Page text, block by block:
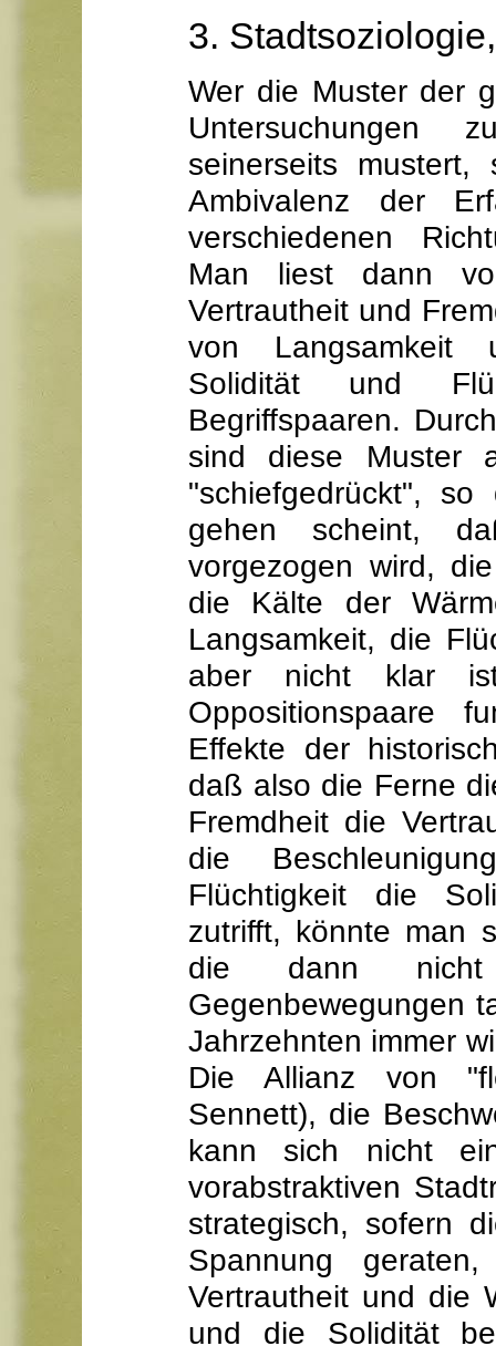
3.
Wer die Muster der
Untersuchungen
seinerseits
Ambivalenz der
verschiedenen
Man liest dann
Vertrautheit und
von Langsamkeit
Solidität und
Begriffspaaren.
sind diese Muster
"schiefgedrückt",
gehen scheint,
vorgezogen wird,
die Kälte der
Langsamkeit, die
aber nicht klar
Oppositionspaare
Effekte der
daß also die Ferne
Fremdheit die
die
Flüchtigkeit die
zutrifft, könnte man
die dann
Gegenbewegungen
Jahrzehnten immer
Die Allianz von
Sennett), die
kann sich nicht
vorabstraktiven
strategisch, sofern
Spannung
Vertrautheit und die
und die Solidität